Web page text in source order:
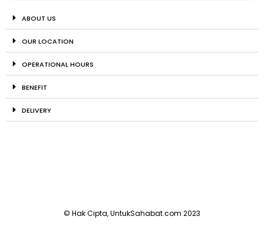
ABOUT US
OUR LOCATION
OPERATIONAL HOURS
BENEFIT
DELIVERY
© Hak Cipta, UntukSahabat.com 2023